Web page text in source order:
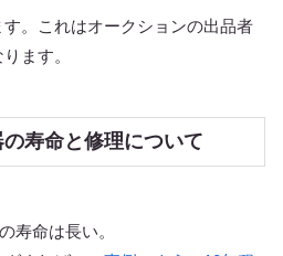
。これはオークションの出品者
ます。
寿命と修理について
寿命は長い。